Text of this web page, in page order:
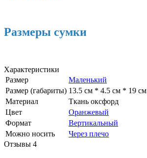
Размеры сумки
Характеристики
Размер
Маленький
Размер (габариты) 13.5 см * 4.5 см * 19 см
Материал
Ткань оксфорд
Цвет
Оранжевый
Формат
Вертикальный
Можно носить
Через плечо
Отзывы 4